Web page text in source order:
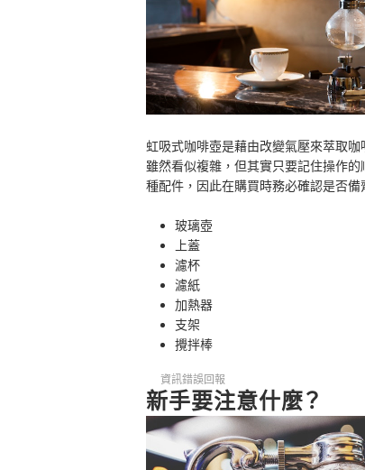
其他便利的咖啡沖泡用具
總結
虹吸式咖啡壺是藉由改變氣壓來萃取
雖然看似複雜，但其實只要記住操作的
種配件，因此在購買時務必確認是否
玻璃壺
上蓋
濾杯
濾紙
加熱器
支架
攪拌棒
資訊錯誤回報
新手要注意什麼？